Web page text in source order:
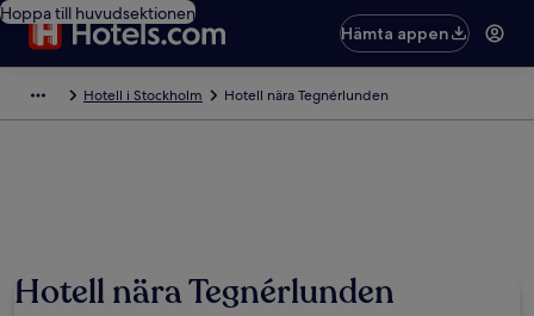
Hoppa till huvudsektionen
Hämta appen
Hotell i Stockholm Hotell nära Tegnérlunden
Hotell nära Tegnérlunden